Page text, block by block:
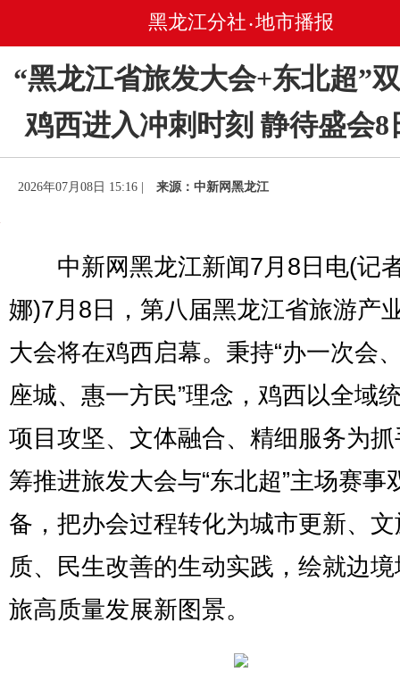
黑龙江分社 • 地市播报
“黑龙江省旅发大会+东北超”
鸡西进入冲刺时刻 静待盛会8
2026年07月08日 15:16 | 来源：中新网黑龙江
中新网黑龙江新闻7月8日电(记
娜)7月8日，第八届黑龙江省旅游产
大会将在鸡西启幕。秉持“办一次会
座城、惠一方民”理念，鸡西以全域
项目攻坚、文体融合、精细服务为
筹推进旅发大会与“东北超”主场赛事
备，把办会过程转化为城市更新、
质、民生改善的生动实践，绘就边
旅高质量发展新图景。